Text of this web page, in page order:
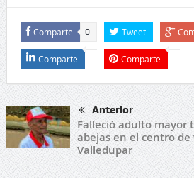
Comparte 0 Tweet
Comparte Comparte
Anterior
Falleció adulto mayor
abejas en el centro
Valledupar